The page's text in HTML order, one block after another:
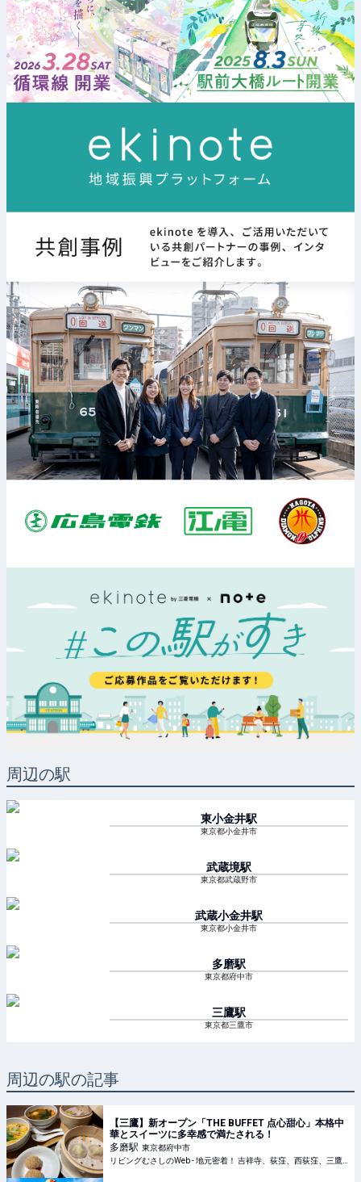
周辺の駅
東小金井駅
東京都小金井市
武蔵境駅
東京都武蔵野市
武蔵小金井駅
東京都小金井市
多磨駅
東京都府中市
三鷹駅
東京都三鷹市
周辺の駅の記事
【三鷹】新オープン「THE BUFFET 点心甜心」本格中
華とスイーツに多幸感で満たされる！
多磨駅 東京都府中市